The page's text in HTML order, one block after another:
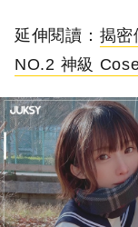
延伸閱讀： 揭密
NO.2 神級